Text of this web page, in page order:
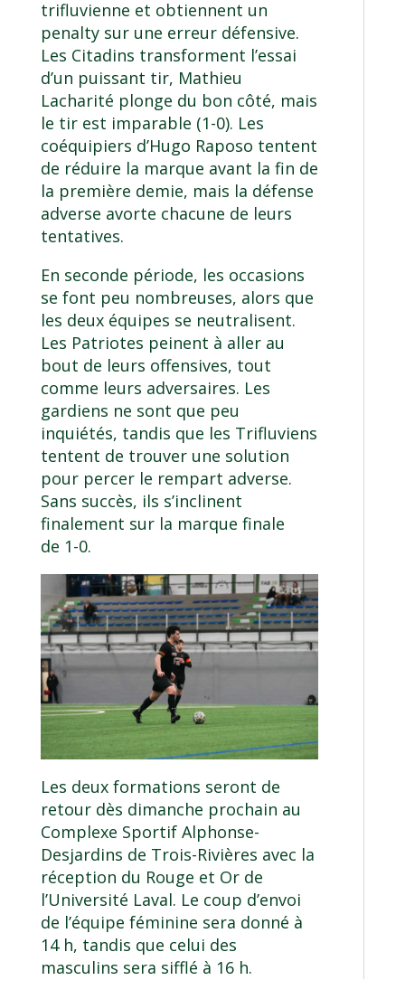
trifluvienne et obtiennent un
penalty sur une erreur défensive.
Les Citadins transforment l’essai
d’un puissant tir, Mathieu
Lacharité plonge du bon côté, mais
le tir est imparable (1-0). Les
coéquipiers d’Hugo Raposo tentent
de réduire la marque avant la fin de
la première demie, mais la défense
adverse avorte chacune de leurs
tentatives.
En seconde période, les occasions
se font peu nombreuses, alors que
les deux équipes se neutralisent.
Les Patriotes peinent à aller au
bout de leurs offensives, tout
comme leurs adversaires. Les
gardiens ne sont que peu
inquiétés, tandis que les Trifluviens
tentent de trouver une solution
pour percer le rempart adverse.
Sans succès, ils s’inclinent
finalement sur la marque finale
de 1-0.
Les deux formations seront de
retour dès dimanche prochain au
Complexe Sportif Alphonse-
Desjardins de Trois-Rivières avec la
réception du Rouge et Or de
l’Université Laval. Le coup d’envoi
de l’équipe féminine sera donné à
14 h, tandis que celui des
masculins sera sifflé à 16 h.